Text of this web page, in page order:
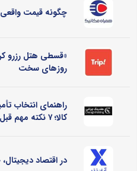
چگونه قیمت واقعی
«قسطی هتل رزرو
روزهای سخت
راهنمای انتخاب
کالا؛ ۷ نکته مهم قبل از ثبت سفارش
در اقتصاد